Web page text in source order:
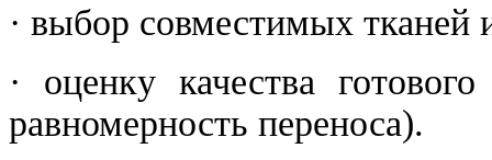
· выбор совместимых тканей
· оценку качества
равномерность переноса).